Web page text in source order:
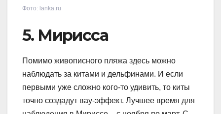
Фото: lanka.ru
5. Мирисса
Помимо живописного пляжа здесь можно
наблюдать за китами и дельфинами. И если
первыми уже сложно кого-то удивить, то киты
точно создадут вау-эффект. Лучшее время для